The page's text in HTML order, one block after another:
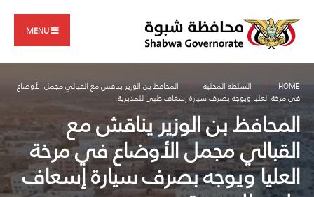
content
MENU
HOME السلطة المحلية
المحافظ بن الوزير يناقش مع القبالي مجمل الأوضاع
في مرخة العليا ويوجه بصرف سيارة إسعاف طبي للمديرية.
المحافظ بن الوزير يناقش مع
القبالي مجمل الأوضاع في مرخة
العليا ويوجه بصرف سيارة إسعاف
for: